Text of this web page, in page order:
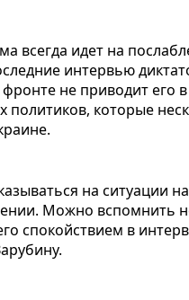
всегда идет на
интервью
фронте не приводит его
политиков, которые
на ситуации
Можно вспомнить
спокойствием в